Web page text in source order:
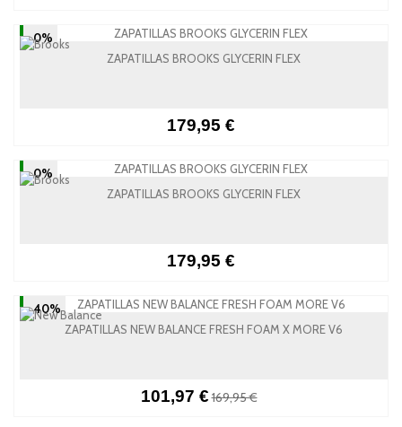
-0%
ZAPATILLAS BROOKS GLYCERIN FLEX
179,95 €
-0%
ZAPATILLAS BROOKS GLYCERIN FLEX
179,95 €
-40%
ZAPATILLAS NEW BALANCE FRESH FOAM X MORE V6
101,97 €169,95 €